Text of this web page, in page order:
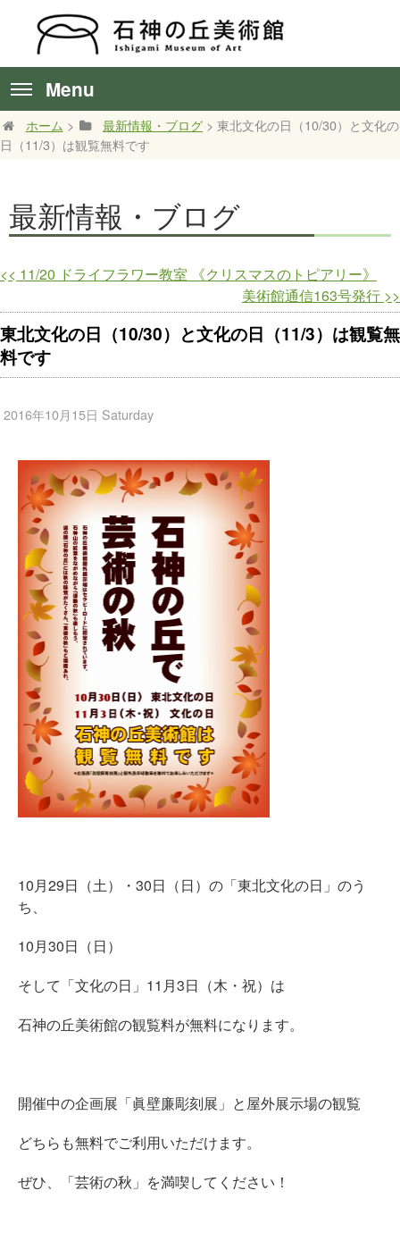
Menu
ホーム > 最新情報・ブログ > 東北文化の日（10/30）と文化の
日（11/3）は観覧無料です
最新情報・ブログ
<< 11/20 ドライフラワー教室 《クリスマスのトピアリー》
美術館通信163号発行 >>
東北文化の日（10/30）と文化の日（11/3）は観覧無
料です
2016年10月15日 Saturday
10月29日（土）・30日（日）の「東北文化の日」のう
ち、
10月30日（日）
そして「文化の日」11月3日（木・祝）は
石神の丘美術館の観覧料が無料になります。
開催中の企画展「眞壁廉彫刻展」と屋外展示場の観覧
どちらも無料でご利用いただけます。
ぜひ、「芸術の秋」を満喫してください！